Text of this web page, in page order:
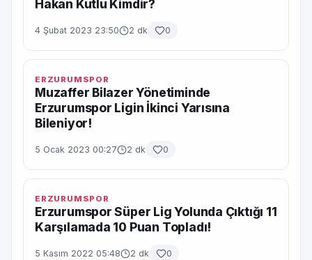
Hakan Kutlu Kimdir?
4 Şubat 2023 23:50 2 dk 0
ERZURUMSPOR
Muzaffer Bilazer Yönetiminde
Erzurumspor Ligin İkinci Yarısına
Bileniyor!
5 Ocak 2023 00:27 2 dk 0
ERZURUMSPOR
Erzurumspor Süper Lig Yolunda Çıktığı 11
Karşılamada 10 Puan Topladı!
5 Kasım 2022 05:48 2 dk 0